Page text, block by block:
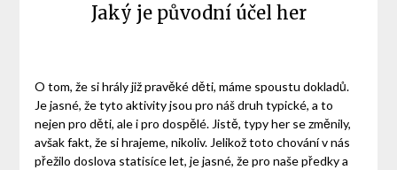
Jaký je původní účel her
O tom, že si hrály již pravěké děti, máme spoustu dokladů.
Je jasné, že tyto aktivity jsou pro náš druh typické, a to
nejen pro děti, ale i pro dospělé. Jistě, typy her se změnily,
avšak fakt, že si hrajeme, nikoliv. Jelikož toto chování v nás
přežilo doslova statisíce let, je jasné, že pro naše předky a